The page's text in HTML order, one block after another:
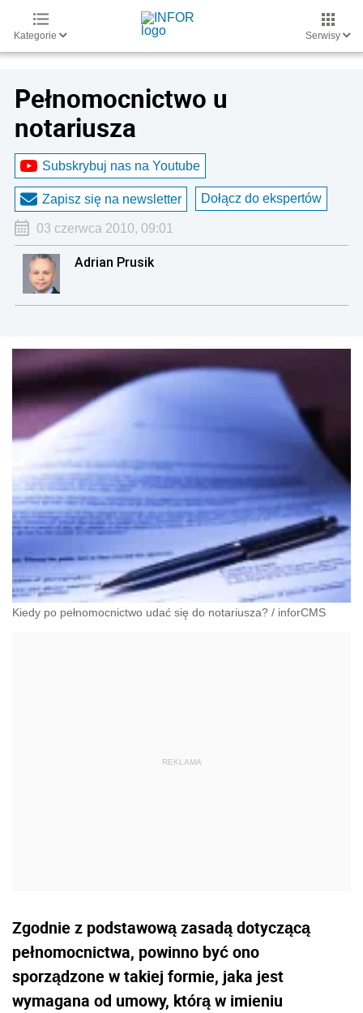
Kategorie Serwisy
Pełnomocnictwo u
notariusza
Subskrybuj nas na Youtube
Zapisz się na newsletter Dołącz do ekspertów
03 czerwca 2010, 09:01
Adrian Prusik
Kiedy po pełnomocnictwo udać się do notariusza? / inforCMS
Zgodnie z podstawową zasadą dotyczącą
pełnomocnictwa, powinno być ono
sporządzone w takiej formie, jaka jest
wymagana od umowy, którą w imieniu